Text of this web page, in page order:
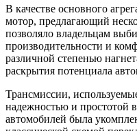
В качестве основного
мотор, предлагающий
позволяло владельцам
производительности и
различной степенью
раскрытия потенциала
Трансмиссии,
надежностью и простотой
автомобилей была